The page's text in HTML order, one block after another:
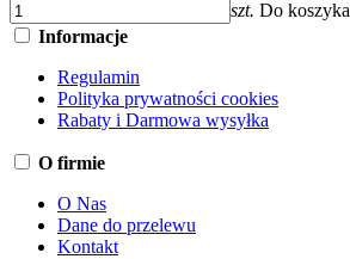
szt. Do koszyka
Informacje
Regulamin
Polityka prywatności cookies
Rabaty i Darmowa wysyłka
O firmie
O Nas
Dane do przelewu
Kontakt